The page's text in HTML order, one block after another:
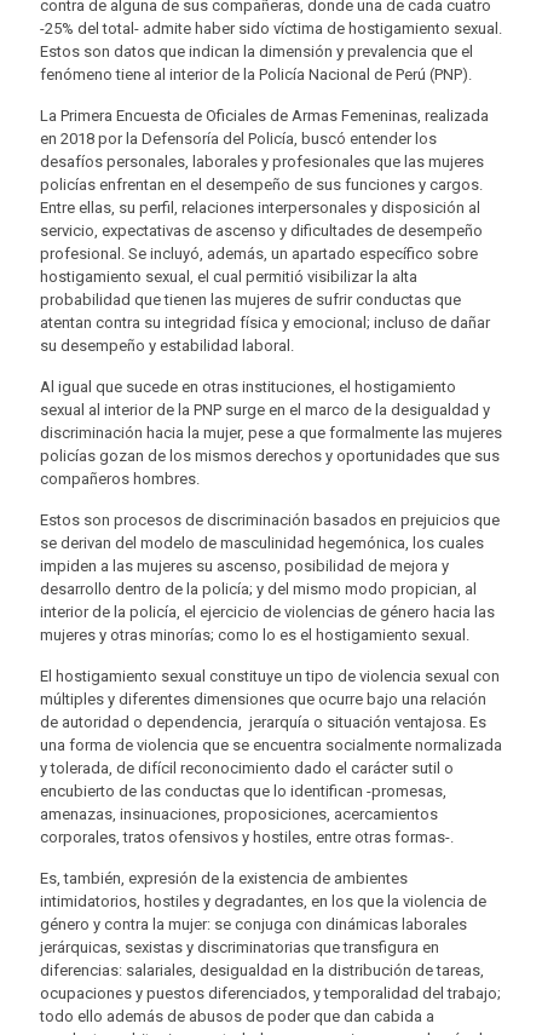
contra de alguna de sus compañeras, donde una de cada cuatro
-25% del total- admite haber sido víctima de hostigamiento sexual.
Estos son datos que indican la dimensión y prevalencia que el
fenómeno tiene al interior de la Policía Nacional de Perú (PNP).
La Primera Encuesta de Oficiales de Armas Femeninas, realizada
en 2018 por la Defensoría del Policía, buscó entender los
desafíos personales, laborales y profesionales que las mujeres
policías enfrentan en el desempeño de sus funciones y cargos.
Entre ellas, su perfil, relaciones interpersonales y disposición al
servicio, expectativas de ascenso y dificultades de desempeño
profesional. Se incluyó, además, un apartado específico sobre
hostigamiento sexual, el cual permitió visibilizar la alta
probabilidad que tienen las mujeres de sufrir conductas que
atentan contra su integridad física y emocional; incluso de dañar
su desempeño y estabilidad laboral.
Al igual que sucede en otras instituciones, el hostigamiento
sexual al interior de la PNP surge en el marco de la desigualdad y
discriminación hacia la mujer, pese a que formalmente las mujeres
policías gozan de los mismos derechos y oportunidades que sus
compañeros hombres.
Estos son procesos de discriminación basados en prejuicios que
se derivan del modelo de masculinidad hegemónica, los cuales
impiden a las mujeres su ascenso, posibilidad de mejora y
desarrollo dentro de la policía; y del mismo modo propician, al
interior de la policía, el ejercicio de violencias de género hacia las
mujeres y otras minorías; como lo es el hostigamiento sexual.
El hostigamiento sexual constituye un tipo de violencia sexual con
múltiples y diferentes dimensiones que ocurre bajo una relación
de autoridad o dependencia, jerarquía o situación ventajosa. Es
una forma de violencia que se encuentra socialmente normalizada
y tolerada, de difícil reconocimiento dado el carácter sutil o
encubierto de las conductas que lo identifican -promesas,
amenazas, insinuaciones, proposiciones, acercamientos
corporales, tratos ofensivos y hostiles, entre otras formas-.
Es, también, expresión de la existencia de ambientes
intimidatorios, hostiles y degradantes, en los que la violencia de
género y contra la mujer: se conjuga con dinámicas laborales
jerárquicas, sexistas y discriminatorias que transfigura en
diferencias: salariales, desigualdad en la distribución de tareas,
ocupaciones y puestos diferenciados, y temporalidad del trabajo;
todo ello además de abusos de poder que dan cabida a